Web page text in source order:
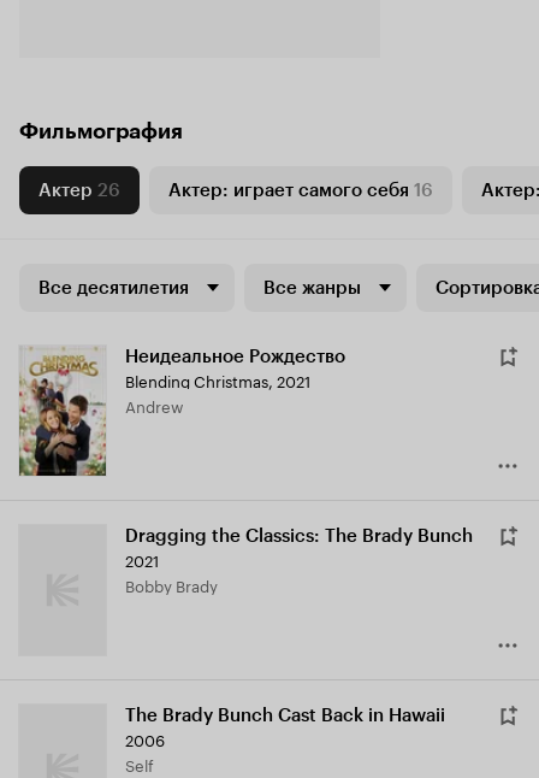
Фильмография
Актер 26 Актер: играет самого себя 16
Все десятилетия Все жанры
Неидеальное Рождество
Blending Christmas, 2021
Andrew
Dragging the Classics: The Brady Bunch
2021
Bobby Brady
The Brady Bunch Cast Back in Hawaii
2006
Self